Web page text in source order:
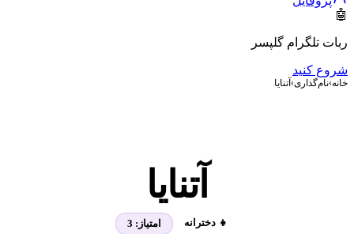
🤖
ربات تلگرام گلپسر
شروع کنید
خانه›نام‌گذاری› آتنایا
آتنایا
👧 دخترانه امتیاز: 3